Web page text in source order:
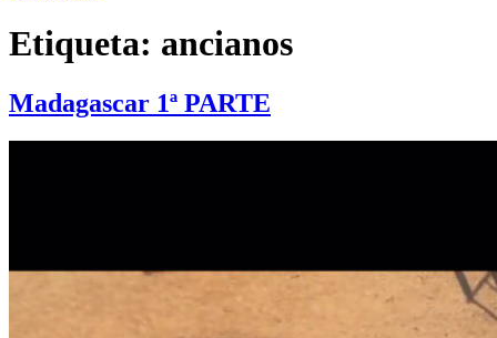
Etiqueta: ancianos
Madagascar 1ª PARTE